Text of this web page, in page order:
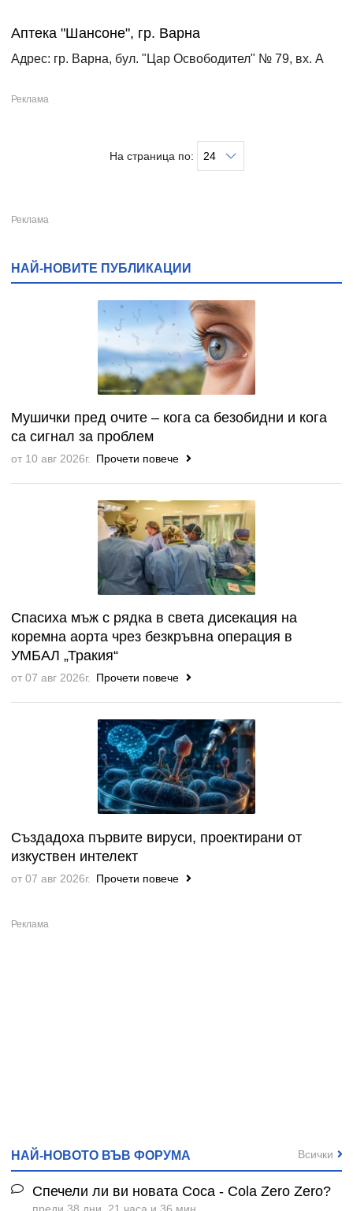
Аптека "Шансоне", гр. Варна
Адрес: гр. Варна, бул. "Цар Освободител" № 79, вх. А
На страница по:
НАЙ-НОВИТЕ ПУБЛИКАЦИИ
Мушички пред очите – кога са безобидни и кога
са сигнал за проблем
от 10 авг 2026г. Прочети повече
Спасиха мъж с рядка в света дисекация на
коремна аорта чрез безкръвна операция в
УМБАЛ „Тракия“
от 07 авг 2026г. Прочети повече
Създадоха първите вируси, проектирани от
изкуствен интелект
от 07 авг 2026г. Прочети повече
НАЙ-НОВОТО ВЪВ ФОРУМА
Спечели ли ви новата Coca - Cola Zero Zero?
преди 38 дни, 21 часа и 36 мин.
Всички